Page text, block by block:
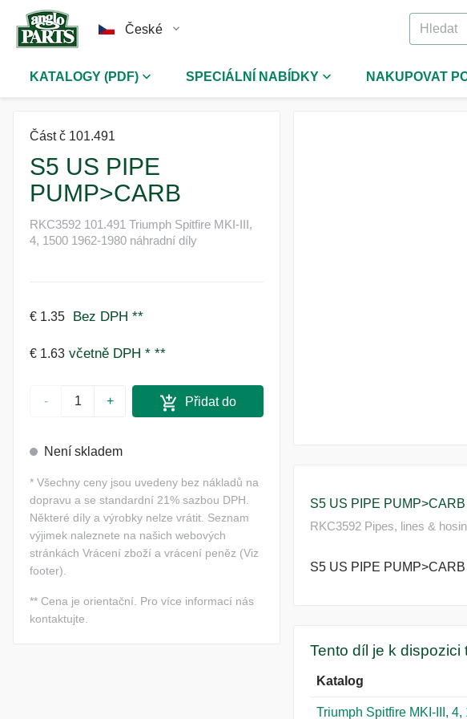
České
KATALOGY (PDF) SPECIÁLNÍ NABÍDKY NAKUPOVAT
Část č 101.491
S5 US PIPE
PUMP>CARB
RKC3592 101.491 Triumph Spitfire MKI-III,
4, 1500 1962-1980 náhradní díly
€ 1.35 Bez DPH **
€ 1.63 včetně DPH * **
- +
Přidat do
Není skladem
* Všechny ceny jsou uvedeny bez nákladů na
dopravu a se standardní 21% sazbou DPH.
Některé díly a výrobky nelze vrátit. Seznam
výjimek naleznete na našich webových
stránkách Vrácení zboží a vrácení peněz (Viz
footer).
** Cena je orientační. Pro více informací nás
kontaktujte.
S5 US PIPE PUMP>CARB
RKC3592 Pipes, lines &
S5 US PIPE PUMP>CARB
Tento díl je k
Katalog
Triumph Spitfire MKI-III,